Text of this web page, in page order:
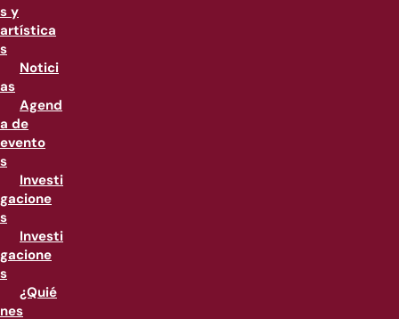
s y
artística
s
Notici
as
Agend
a de
evento
s
Investi
gacione
s
Investi
gacione
s
¿Quié
nes